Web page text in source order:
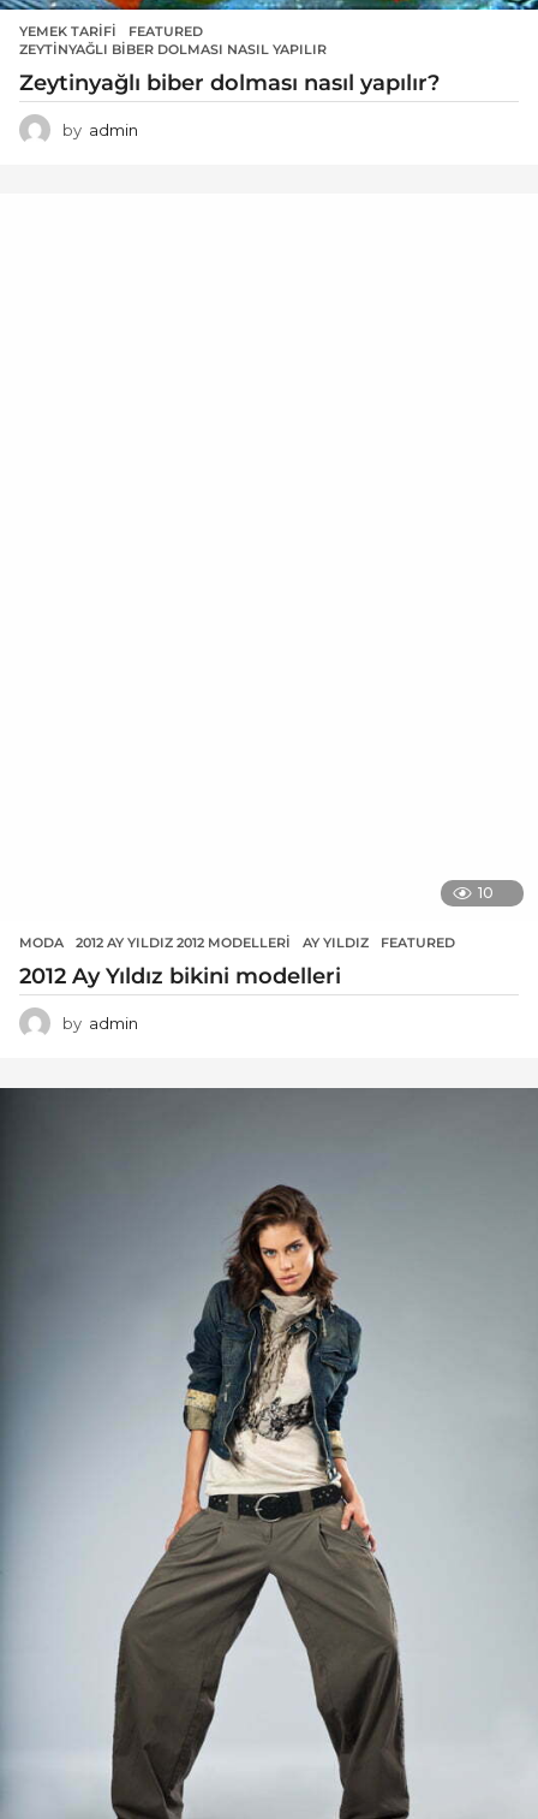
YEMEK TARIFI FEATURED
ZEYTINYAĞLI BIBER DOLMASI NASIL YAPILIR
Zeytinyağlı biber dolması nasıl yapılır?
by admin
10
MODA 2012 AY YILDIZ 2012 MODELLERI ,AY YILDIZ ,FEATURED
2012 Ay Yıldız bikini modelleri
by admin